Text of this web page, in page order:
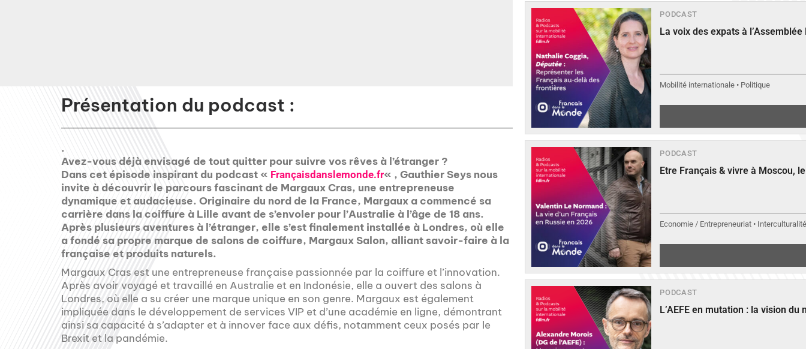
Présentation du podcast :
.
Avez-vous déjà envisagé de tout quitter pour suivre vos rêves à l’étranger ?
Dans cet épisode inspirant du podcast « Françaisdanslemonde.fr« , Gauthier Seys nous
invite à découvrir le parcours fascinant de Margaux Cras, une entrepreneuse
dynamique et audacieuse. Originaire du nord de la France, Margaux a commencé sa
carrière dans la coiffure à Lille avant de s’envoler pour l’Australie à l’âge de 18 ans.
Après plusieurs aventures à l’étranger, elle s’est finalement installée à Londres, où elle
a fondé sa propre marque de salons de coiffure, Margaux Salon, alliant savoir-faire à la
française et produits naturels.
Margaux Cras est une entrepreneuse française passionnée par la coiffure et l’innovation.
Après avoir voyagé et travaillé en Australie et en Indonésie, elle a ouvert des salons à
Londres, où elle a su créer une marque unique en son genre. Margaux est également
impliquée dans le développement de services VIP et d’une académie en ligne, démontrant
ainsi sa capacité à s’adapter et à innover face aux défis, notamment ceux posés par le
Brexit et la pandémie.
PODCAST
La voix des expats à
Mobilité internationale • Politique
PODCAST
Etre Français & vivre à Moscou,
Economie / Entrepreneuriat •
PODCAST
L’AEFE en mutation : la vision